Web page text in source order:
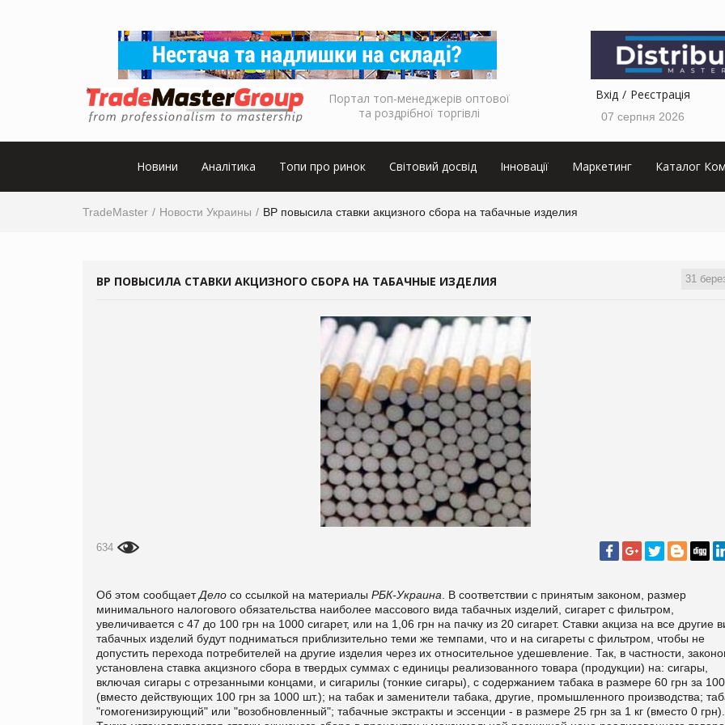
Портал топ-менеджерів оптової
та роздрібної торгівлі
Вхід Реєстрація
07 серпня 2026
Новини Аналітика Топи про ринок Світовий досвід Інновації Маркетинг Каталог
TradeMaster Новости Украины ВР повысила ставки акцизного сбора на табачные изделия
31
ВР ПОВЫСИЛА СТАВКИ АКЦИЗНОГО СБОРА НА ТАБАЧНЫЕ ИЗДЕЛИЯ
634
Об этом сообщаетДело со ссылкой на материалы РБК-Украина . В соответствии с принятым законом, размер
минимального налогового обязательства наиболее массового вида табачных изделий, сигарет с фильтром,
увеличивается с 47 до 100 грн на 1000 сигарет, или на 1,06 грн на пачку из 20 сигарет. Ставки акциза на все другие
табачных изделий будут подниматься приблизительно теми же темпами, что и на сигареты с фильтром, чтобы не
допустить перехода потребителей на другие изделия через их относительное удешевление. Так, в частности,
установлена ставка акцизного сбора в твердых суммах с единицы реализованного товара (продукции) на: сигары,
включая сигары с отрезанными концами, и сигарилы (тонкие сигары), с содержанием табака в размере 60 грн за
(вместо действующих 100 грн за 1000 шт.); на табак и заменители табака, другие, промышленного производства;
"гомогенизирующий" или "возобновленный"; табачные экстракты и эссенции - в размере 25 грн за 1 кг (вместо 0 грн).